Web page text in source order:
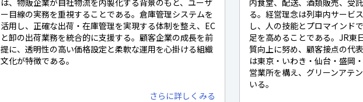
は、物販企業が自社物流を内製化する背景のもと、ユーザ
ー目線の実務を重視することである。倉庫管理システムを
活用し、正確な出荷・在庫管理を実現する体制を整え、EC
と卸の出荷業務を統合的に支援する。顧客企業の成長を前
提に、透明性の高い価格設定と柔軟な運用を心掛ける組織
文化が特徴である。
さらに詳しくみる
内食堂、配送、酒類販売、受
る。経営理念は列車内サービ
し、人の技能とプロマインド
足を高めることである。JR東
質向上に努め、顧客接点の代
は東京・いわき・仙台・盛岡
営業所を構え、グリーンアテ
いる。